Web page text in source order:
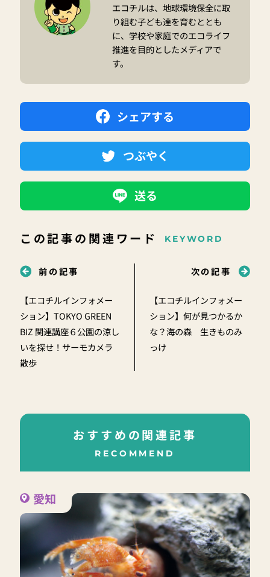
エコチルは、地球環境保全に取
り組む子ども達を育むととも
に、学校や家庭でのエコライフ
推進を目的としたメディアで
す。
シェアする
つぶやく
送る
この記事の関連ワード KEYWORD
前の記事
【エコチルインフォメー
ション】TOKYO GREEN
BIZ 関連講座６公園の涼し
いを探せ！サーモカメラ
散歩
次の記事
【エコチルインフォメー
ション】何が見つかるか
な？海の森 生きものみ
っけ
おすすめの関連記事
RECOMMEND
愛知